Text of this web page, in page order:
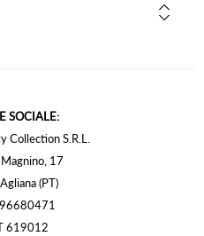
SOCIALE:
Collection S.R.L.
17
(PT)
619012